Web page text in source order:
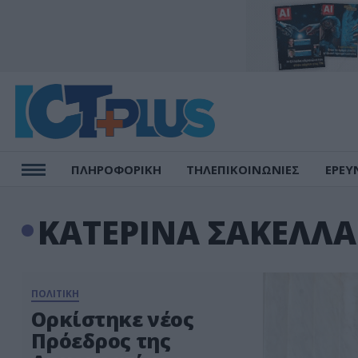
ΠΛΗΡΟΦΟΡΙΚΗ ΤΗΛΕΠΙΚΟΙΝΩΝΙΕΣ
ΚΑΤΕΡΙΝΑ
ΠΟΛΙΤΙΚΗ
Ορκίστηκε νέος
Πρόεδρος της